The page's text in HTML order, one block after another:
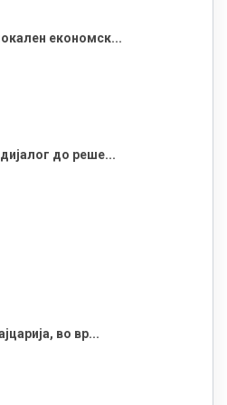
економск...
до реше...
во вр...